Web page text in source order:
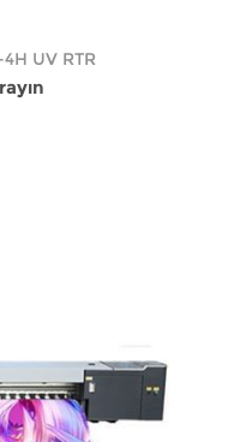
UV RTR